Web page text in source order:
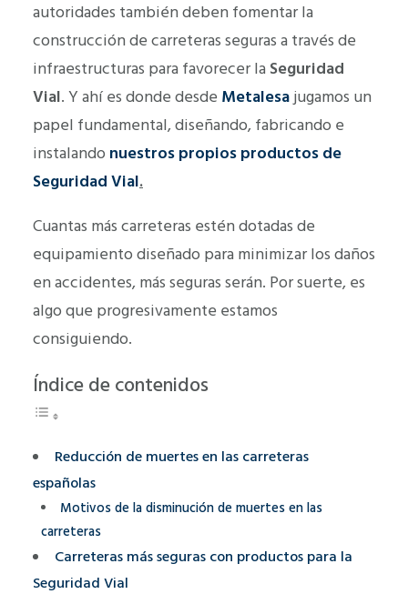
autoridades también deben fomentar la
construcción de carreteras seguras a través de
infraestructuras para favorecer la Seguridad
Vial. Y ahí es donde desde Metalesajugamos un
papel fundamental, diseñando, fabricando e
instalando nuestros propios productos de
Seguridad Vial.
Cuantas más carreteras estén dotadas de
equipamiento diseñado para minimizar los daños
en accidentes, más seguras serán. Por suerte, es
algo que progresivamente estamos
consiguiendo.
Índice de contenidos
Reducción de muertes en las carreteras
españolas
Motivos de la disminución de muertes en las
carreteras
Carreteras más seguras con productos para la
Seguridad Vial